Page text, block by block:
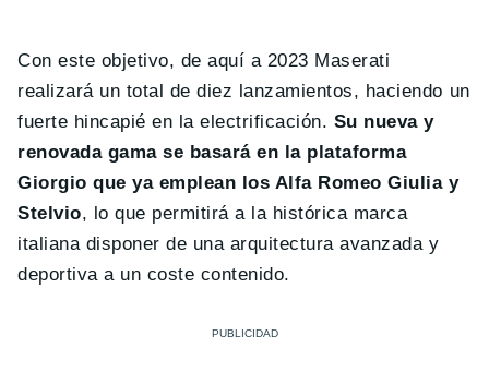
Con este objetivo, de aquí a 2023 Maserati
realizará un total de diez lanzamientos, haciendo un
fuerte hincapié en la electrificación. Su nueva y
renovada gama se basará en la plataforma
Giorgio que ya emplean los Alfa Romeo Giulia y
Stelvio, lo que permitirá a la histórica marca
italiana disponer de una arquitectura avanzada y
deportiva a un coste contenido.